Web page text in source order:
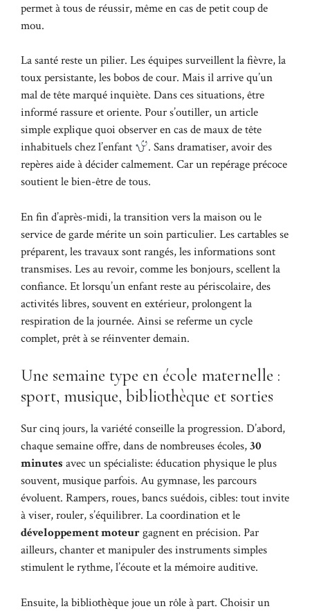
permet à tous de réussir, même en cas de petit coup de
mou.
La santé reste un pilier. Les équipes surveillent la fièvre, la
toux persistante, les bobos de cour. Mais il arrive qu’un
mal de tête marqué inquiète. Dans ces situations, être
informé rassure et oriente. Pour s’outiller, un article
simple explique quoi observer en cas demaux de tête
inhabituels chez l’enfant
. Sans dramatiser, avoir des
repères aide à décider calmement. Car un repérage précoce
soutient le bien-être de tous.
En fin d’après-midi, la transition vers la maison ou le
service de garde mérite un soin particulier. Les cartables se
préparent, les travaux sont rangés, les informations sont
transmises. Les au revoir, comme les bonjours, scellent la
confiance. Et lorsqu’un enfant reste au périscolaire, des
activités libres, souvent en extérieur, prolongent la
respiration de la journée. Ainsi se referme un cycle
complet, prêt à se réinventer demain.
Une semaine type en école maternelle :
sport, musique, bibliothèque et sorties
Sur cinq jours, la variété conseille la progression. D’abord,
chaque semaine offre, dans de nombreuses écoles,30
minutes avec un spécialiste: éducation physique le plus
souvent, musique parfois. Au gymnase, les parcours
évoluent. Rampers, roues, bancs suédois, cibles: tout invite
à viser, rouler, s’équilibrer. La coordination et le
développement moteurgagnent en précision. Par
ailleurs, chanter et manipuler des instruments simples
stimulent le rythme, l’écoute et la mémoire auditive.
Ensuite, la bibliothèque joue un rôle à part. Choisir un